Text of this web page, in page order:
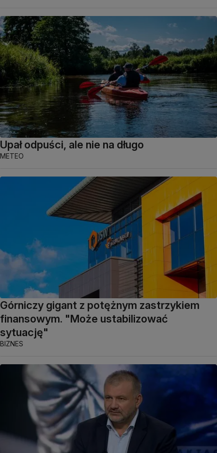
Upał odpuści, ale nie na długo
METEO
Górniczy gigant z potężnym zastrzykiem
finansowym. "Może ustabilizować
sytuację"
BIZNES